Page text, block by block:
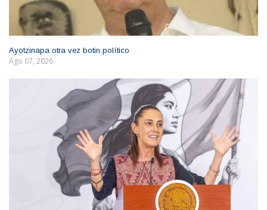
Ayotzinapa otra vez botin político
Ago 07, 2026